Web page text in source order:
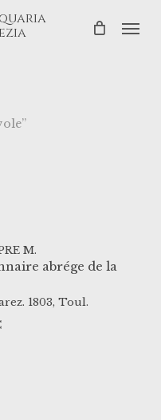
M.
abrége de la
1803, Toul.
Close